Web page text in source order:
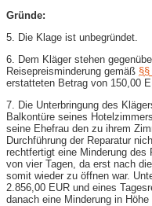
Gründe:
5. Die Klage ist unbegründet.
6. Dem Kläger stehen
Reisepreisminderung gemäß
erstatteten Betrag von 150,00
7. Die Unterbringung des
Balkontüre seines
seine Ehefrau den zu ihrem
Durchführung der Reparatur
rechtfertigt eine Minderung des
von vier Tagen, da erst nach
somit wieder zu öffnen war.
2.856,00 EUR und eines
danach eine Minderung in Höhe